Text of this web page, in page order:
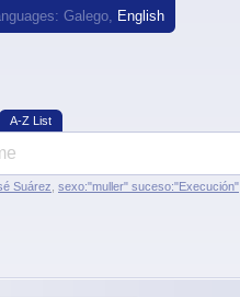
Galego, English
A-Z List
Suárez sexo:"muller" suceso:"Execución"